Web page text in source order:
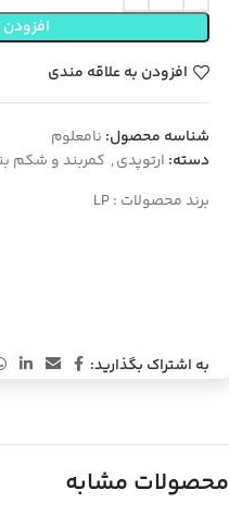
افزودن به علاقه مندی
شناسه محصول: نامعلوم
دسته: ارتوپدی, کمربند و شكم
برند محصولات :LP
به اشتراک بگذارید:
محصولات مشابه